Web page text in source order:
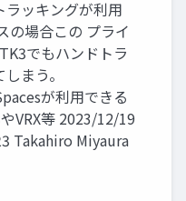
ラッキングが利用
の場合この プライ
でもハンドトラ
まう。
が利用できる
VRX等 2023/12/19
Takahiro Miyaura